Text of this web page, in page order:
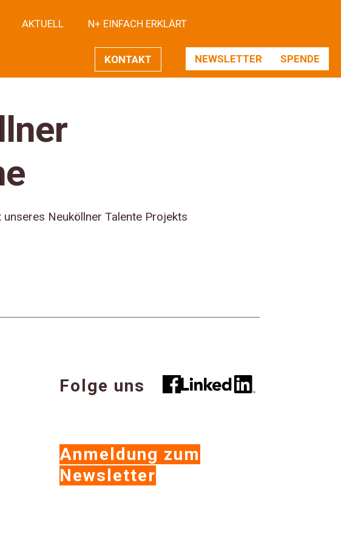
AKTUELL N+ EINFACH ERKLÄRT
KONTAKT NEWSLETTER SPENDE
Neuköllner Talente Projekts
Folge uns
Anmeldung zum
Newsletter